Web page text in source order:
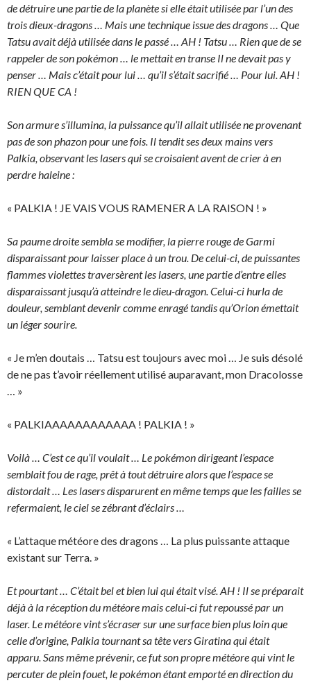
de détruire une partie de la planète si elle était utilisée par l’un des
trois dieux-dragons … Mais une technique issue des dragons … Que
Tatsu avait déjà utilisée dans le passé … AH ! Tatsu … Rien que de se
rappeler de son pokémon … le mettait en transe Il ne devait pas y
penser … Mais c’était pour lui … qu’il s’était sacrifié … Pour lui. AH !
RIEN QUE CA !
Son armure s’illumina, la puissance qu’il allait utilisée ne provenant
pas de son phazon pour une fois. Il tendit ses deux mains vers
Palkia, observant les lasers qui se croisaient avent de crier à en
perdre haleine :
« PALKIA ! JE VAIS VOUS RAMENER A LA RAISON ! »
Sa paume droite sembla se modifier, la pierre rouge de Garmi
disparaissant pour laisser place à un trou. De celui-ci, de puissantes
flammes violettes traversèrent les lasers, une partie d’entre elles
disparaissant jusqu’à atteindre le dieu-dragon. Celui-ci hurla de
douleur, semblant devenir comme enragé tandis qu’Orion émettait
un léger sourire.
« Je m’en doutais … Tatsu est toujours avec moi … Je suis désolé
de ne pas t’avoir réellement utilisé auparavant, mon Dracolosse
… »
« PALKIAAAAAAAAAAAA ! PALKIA ! »
Voilà … C’est ce qu’il voulait … Le pokémon dirigeant l’espace
semblait fou de rage, prêt à tout détruire alors que l’espace se
distordait … Les lasers disparurent en même temps que les failles se
refermaient, le ciel se zébrant d’éclairs …
« L’attaque météore des dragons … La plus puissante attaque
existant sur Terra. »
Et pourtant … C’était bel et bien lui qui était visé. AH ! Il se préparait
déjà à la réception du météore mais celui-ci fut repoussé par un
laser. Le météore vint s’écraser sur une surface bien plus loin que
celle d’origine, Palkia tournant sa tête vers Giratina qui était
apparu. Sans même prévenir, ce fut son propre météore qui vint le
percuter de plein fouet, le pokémon étant emporté en direction du